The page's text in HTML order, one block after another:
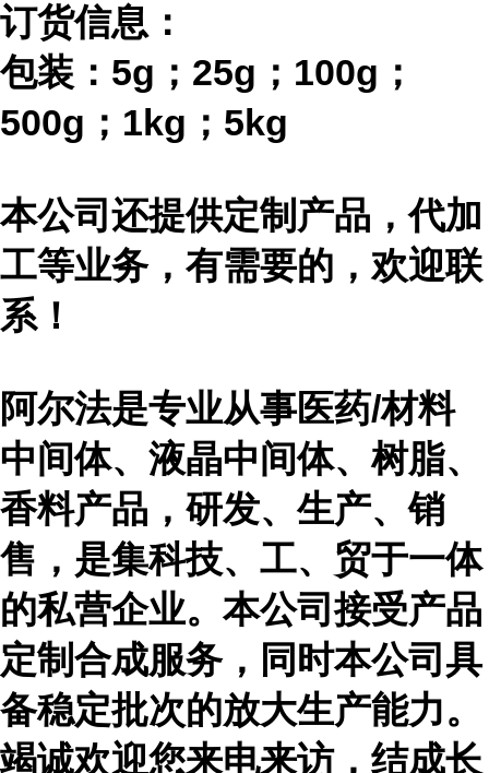
订货信息：
包装： 5g；25g；100g；
500g；1kg；5kg
本公司还提供定制产品，代加
工等业务，有需要的，欢迎联
系！
阿尔法是专业从事医药/材料
中间体、液晶中间体、树脂、
香料产品，研发、生产、销
售，是集科技、工、贸于一体
的私营企业。本公司接受产品
定制合成服务，同时本公司具
备稳定批次的放大生产能力。
竭诚欢迎您来电来访，结成长